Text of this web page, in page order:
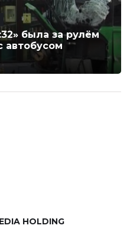
была за рулём
автобусом
HOLDING